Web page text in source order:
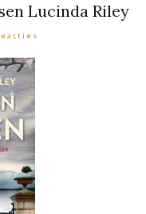
Lucinda Riley